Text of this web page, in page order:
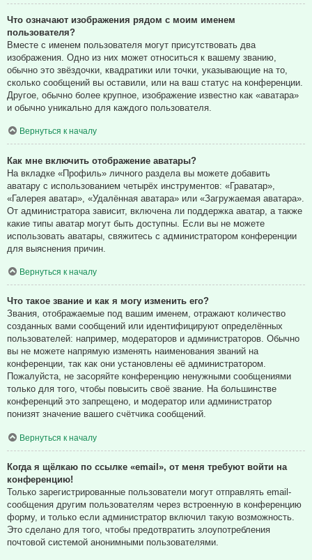
Что означают изображения рядом с моим именем
пользователя?
Вместе с именем пользователя могут присутствовать два
изображения. Одно из них может относиться к вашему званию,
обычно это звёздочки, квадратики или точки, указывающие на то,
сколько сообщений вы оставили, или на ваш статус на конференции.
Другое, обычно более крупное, изображение известно как «аватара»
и обычно уникально для каждого пользователя.
Вернуться к началу
Как мне включить отображение аватары?
На вкладке «Профиль» личного раздела вы можете добавить
аватару с использованием четырёх инструментов: «Граватар»,
«Галерея аватар», «Удалённая аватара» или «Загружаемая аватара».
От администратора зависит, включена ли поддержка аватар, а также
какие типы аватар могут быть доступны. Если вы не можете
использовать аватары, свяжитесь с администратором конференции
для выяснения причин.
Вернуться к началу
Что такое звание и как я могу изменить его?
Звания, отображаемые под вашим именем, отражают количество
созданных вами сообщений или идентифицируют определённых
пользователей: например, модераторов и администраторов. Обычно
вы не можете напрямую изменять наименования званий на
конференции, так как они установлены её администратором.
Пожалуйста, не засоряйте конференцию ненужными сообщениями
только для того, чтобы повысить своё звание. На большинстве
конференций это запрещено, и модератор или администратор
понизят значение вашего счётчика сообщений.
Вернуться к началу
Когда я щёлкаю по ссылке «email», от меня требуют войти на
конференцию!
Только зарегистрированные пользователи могут отправлять email-
сообщения другим пользователям через встроенную в конференцию
форму, и только если администратор включил такую возможность.
Это сделано для того, чтобы предотвратить злоупотребления
почтовой системой анонимными пользователями.